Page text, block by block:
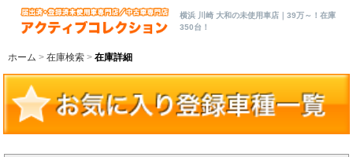
横浜 川崎 大和の未使用車店｜39万～！在庫
350台！
ホーム 在庫検索 在庫詳細